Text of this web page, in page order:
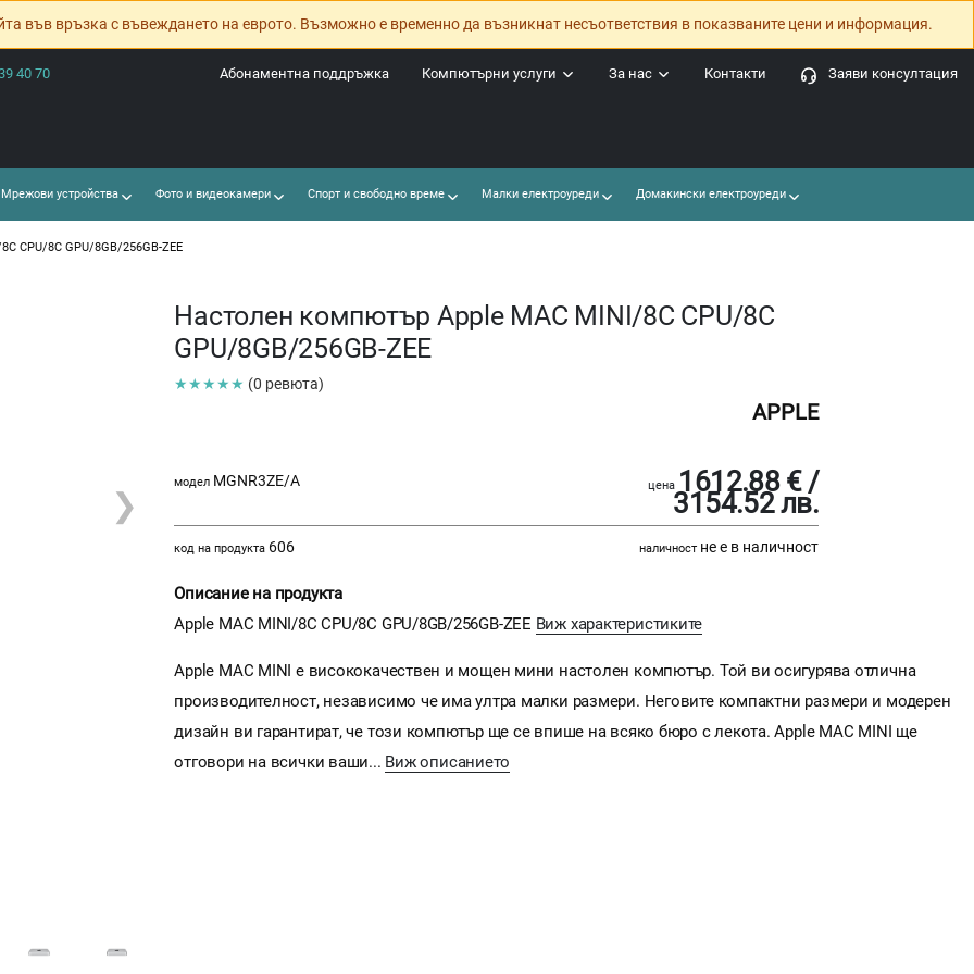
във връзка с въвеждането на еврото. Възможно е временно да възникнат несъответствия в показваните цени и информация.
40 70 Заяви консултация
Контакти
За нас
Компютърни услуги
Абонаментна поддръжка
устройства Фото и видеокамери Спорт и свободно време Малки електроуреди Домакински електроуреди
CPU/8C GPU/8GB/256GB-ZEE
❯
Настолен компютър Apple MAC MINI/8C CPU/8C
GPU/8GB/256GB-ZEE
★★★★★ (0 ревюта)
APPLE
модел MGNR3ZE/A цена 1612.88 € /
3154.52 лв.
код на продукта 606 наличност не е в наличност
Описание на продукта
Apple MAC MINI/8C CPU/8C GPU/8GB/256GB-ZEE Виж характеристиките
Apple MAC MINI е висококачествен и мощен мини настолен компютър. Той ви осигурява отлична
производителност, независимо че има ултра малки размери. Неговите компактни размери и модерен
дизайн ви гарантират, че този компютър ще се впише на всяко бюро с лекота. Apple MAC MINI ще
отговори на всички ваши... Виж описанието